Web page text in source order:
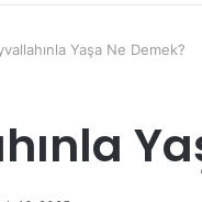
Yaşa Ne Demek?